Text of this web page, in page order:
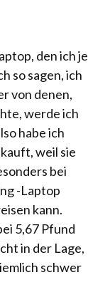
den ich je
so sagen, ich
von denen,
werde ich
habe ich
weil sie
bei
-Laptop
kann.
5,67 Pfund
in der Lage,
schwer